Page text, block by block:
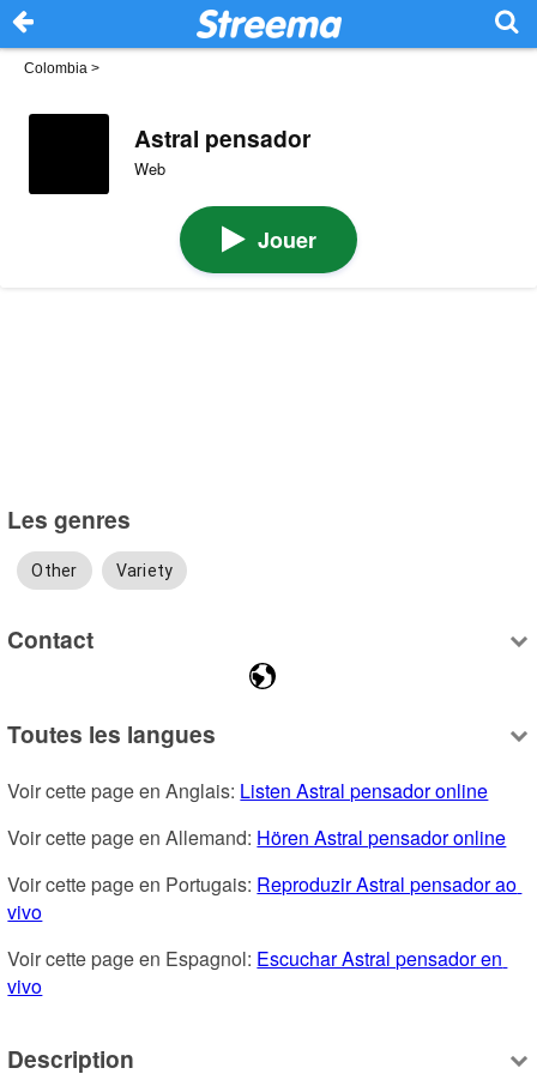
Colombia >
Astral pensador
Web
Jouer
Les genres
Other Variety
Contact
Toutes les langues
Voir cette page en Anglais: Listen Astral pensador online
Voir cette page en Allemand: Hören Astral pensador online
Voir cette page en Portugais: Reproduzir Astral pensador ao
vivo
Voir cette page en Espagnol: Escuchar Astral pensador en
vivo
Description